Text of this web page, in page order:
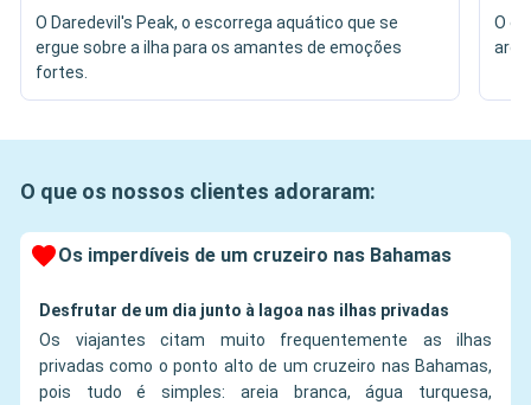
O Daredevil's Peak, o escorrega aquático que se
ergue sobre a ilha para os amantes de emoções
fortes.
O
O que os nossos clientes adoraram:
Os imperdíveis de um cruzeiro nas Bahamas
Desfrutar de um dia junto à lagoa nas ilhas privadas
Os viajantes citam muito frequentemente as ilhas
privadas como o ponto alto de um cruzeiro nas Bahamas,
pois tudo é simples: areia branca, água turquesa,